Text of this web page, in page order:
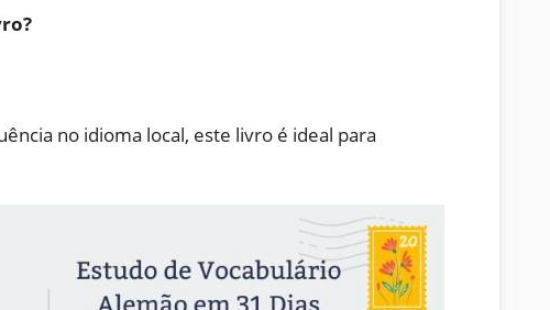
no idioma local, este livro é ideal para